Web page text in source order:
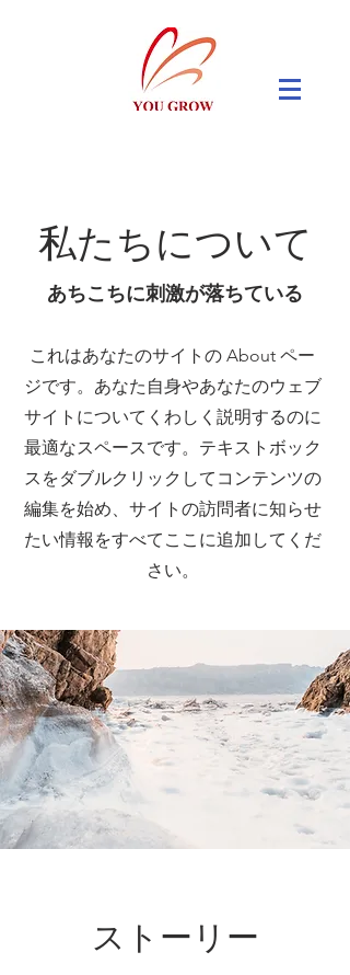
私たちについて
あちこちに刺激が落ちている
これはあなたのサイトの About ペー
ジです。あなた自身やあなたのウェブ
サイトについてくわしく説明するのに
最適なスペースです。テキストボック
スをダブルクリックしてコンテンツの
編集を始め、サイトの訪問者に知らせ
たい情報をすべてここに追加してくだ
さい。
ストーリー